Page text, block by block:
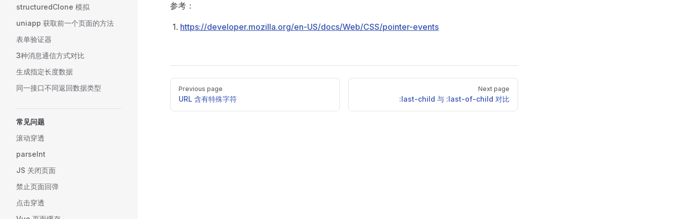
structuredClone 模拟
uniapp 获取前一个页面的方法
表单验证器
3种消息通信方式对比
生成指定长度数据
同一接口不同返回数据类型
常见问题
滚动穿透
parseInt
JS 关闭页面
禁止页面回弹
点击穿透
参考：
https://developer.mozilla.org/en-US/docs/Web/CSS/pointer-events
Pager
Previous page
URL 含有特殊字符
Next page
:last-child 与 :last-of-child 对比